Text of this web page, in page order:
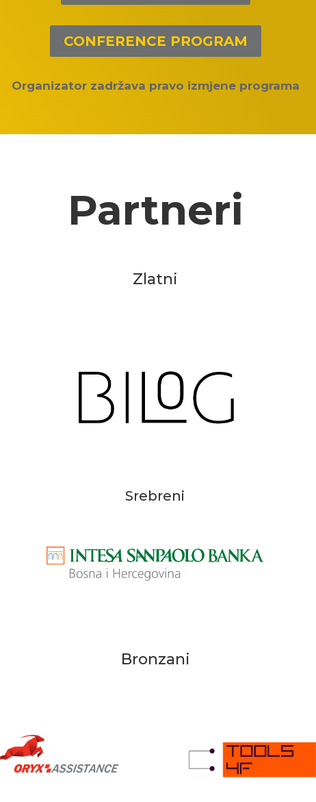
CONFERENCE PROGRAM
Organizator zadržava pravo izmjene programa
Partneri
Zlatni
Srebreni
Bronzani